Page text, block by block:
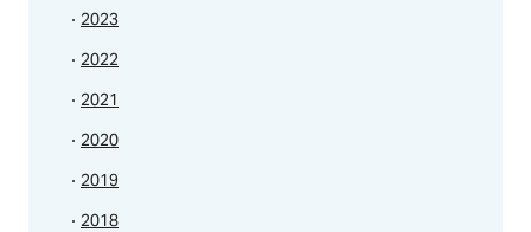
2023
2022
2021
2020
2019
2018